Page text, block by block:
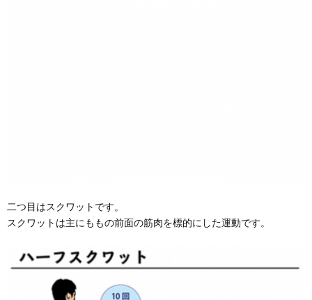
二つ目はスクワットです。
スクワットは主にももの前面の筋肉を標的にした運動です。